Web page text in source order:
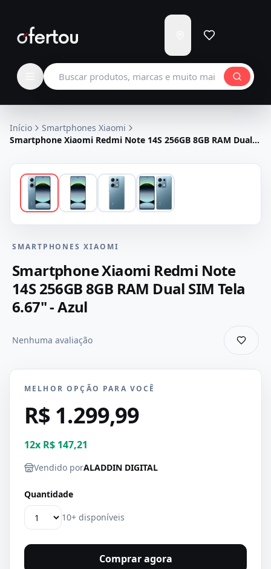
para
Carregando...
Buscar produtos
Início
Smartphones Xiaomi
Smartphone Xiaomi Redmi Note 14S 256GB 8GB RAM Dual
SMARTPHONES XIAOMI
Smartphone Xiaomi Redmi Note
14S 256GB 8GB RAM Dual SIM Tela
6.67" - Azul
Nenhuma avaliação
MELHOR OPÇÃO PARA VOCÊ
R$ 1.299,99
12x R$ 147,21
Vendido porALADDIN DIGITAL
Quantidade
10+ disponíveis
Comprar agora